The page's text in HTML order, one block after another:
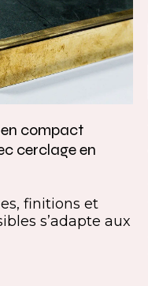
compact
cerclage en
finitions et
s’adapte aux